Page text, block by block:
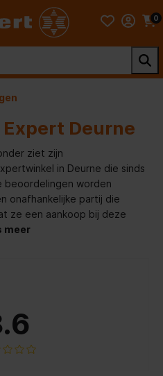
0
Deurne
ziet zijn
in Deurne die sinds
beoordelingen worden
onafhankelijke partij die
ze een aankoop bij deze
meer